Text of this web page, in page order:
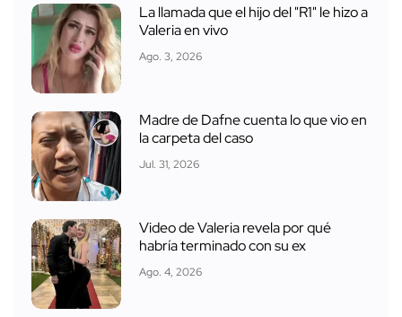
La llamada que el hijo del "R1" le hizo a
Valeria en vivo
Ago. 3, 2026
Madre de Dafne cuenta lo que vio en
la carpeta del caso
Jul. 31, 2026
Video de Valeria revela por qué
habría terminado con su ex
Ago. 4, 2026